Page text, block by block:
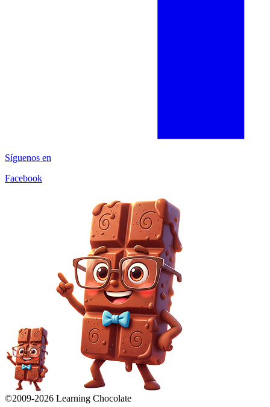
Síguenos en
Facebook
©2009-2026 Learning Chocolate